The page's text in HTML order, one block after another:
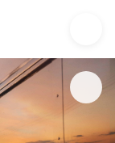
off | Tourist